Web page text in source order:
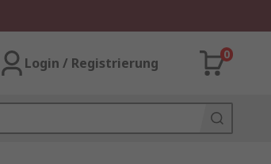
Login / Registrierung
0